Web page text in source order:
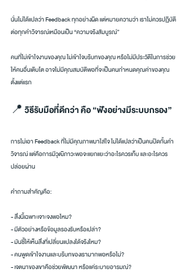
นั่นไม่ได้แปลว่า Feedback ทุกอย่างผิด แต่หมายความว่า เราไม่ควรปฏิบัติ
ต่อทุกคำวิจารณ์เหมือนเป็น “ความจริงสัมบูรณ์”
คนที่ไม่เข้าใจงานของคุณ ไม่เข้าใจบริบทของคุณ หรือไม่มีประวัติในการช่วย
ให้คนอื่นเติบโต อาจไม่มีคุณสมบัติพอที่จะเป็นคนกำหนดคุณค่าของคุณ
ตั้งแต่แรก
📍 วิธีรับมือที่ดีกว่า คือ “ฟังอย่างมีระบบกรอง”
การไม่เอา Feedback ที่ไม่มีคุณภาพมาใส่ใจ ไม่ได้แปลว่าเป็นคนปิดกั้นคำ
วิจารณ์ แต่คือการมีวุฒิภาวะพอจะแยกแยะว่าอะไรควรเก็บ และอะไรควร
ปล่อยผ่าน
คำถามสำคัญคือ:
- สิ่งนี้เฉพาะเจาะจงพอไหม?
- มีตัวอย่างหรือข้อมูลรองรับหรือเปล่า?
- มันชี้ให้เห็นสิ่งที่เปลี่ยนแปลงได้จริงไหม?
- คนพูดเข้าใจงานและบริบทของเรามากพอหรือไม่?
- เจตนาของเขาคือช่วยพัฒนา หรือแค่ระบายอารมณ์?